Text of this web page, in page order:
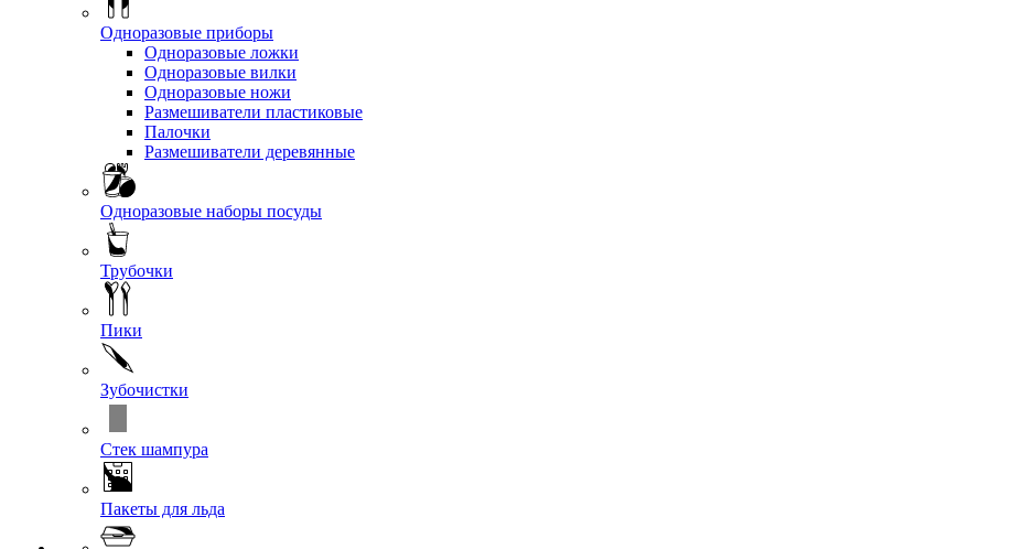
Одноразовые приборы
Одноразовые ложки
Одноразовые вилки
Одноразовые ножи
Размешиватели пластиковые
Палочки
Размешиватели деревянные
Одноразовые наборы посуды
Трубочки
Пики
Зубочистки
Стек шампура
Пакеты для льда